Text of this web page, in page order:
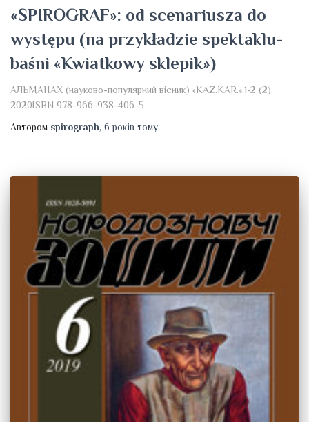
«SPIROGRAF»: od scenariusza do
występu (na przykładzie spektaklu-
baśni «Kwiatkowy sklepik»)
АЛЬМАНАХ (науково-популярний вісник) «KAZ.KAR.».1-2 (2)
2020ISBN 978-966-938-406-5
Автором spirograph, 6 років тому